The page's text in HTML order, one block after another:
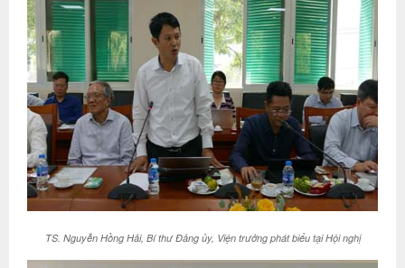
TS. Nguyễn Hồng Hải, Bí thư Đảng ủy, Viện trưởng phát biểu tại Hội nghị